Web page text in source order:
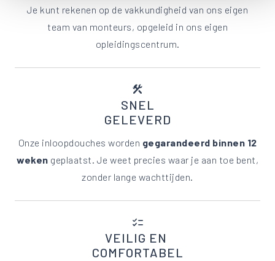
Je kunt rekenen op de vakkundigheid van ons eigen
team van monteurs, opgeleid in ons eigen
opleidingscentrum.
construction
SNEL
GELEVERD
Onze inloopdouches worden gegarandeerd binnen 12
weken geplaatst. Je weet precies waar je aan toe bent,
zonder lange wachttijden.
checklist
VEILIG EN
COMFORTABEL